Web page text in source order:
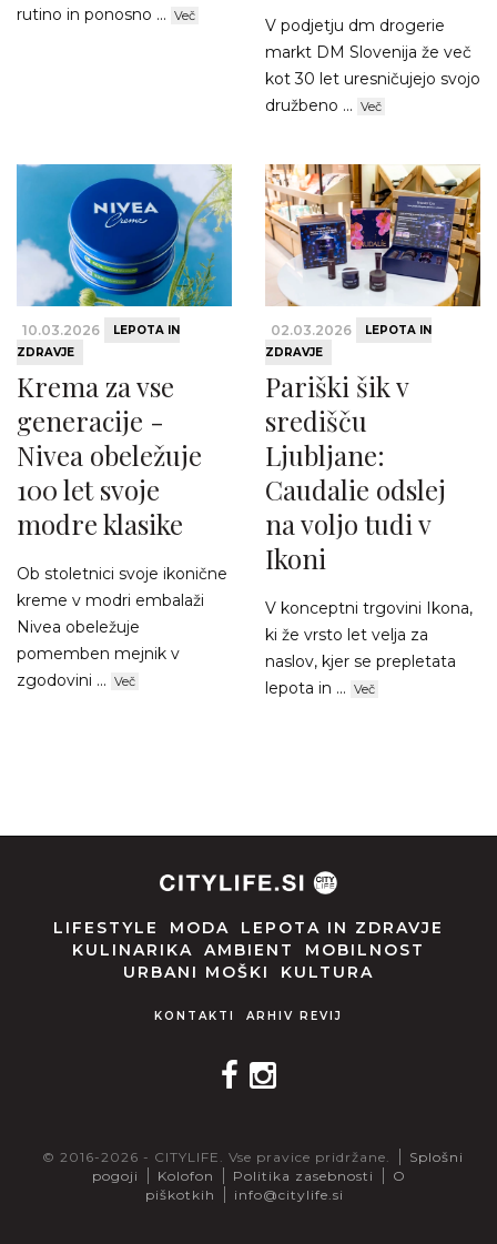
rutino in ponosno ... Več
V podjetju dm drogerie
markt DM Slovenija že več
kot 30 let uresničujejo svojo
družbeno ... Več
10.03.2026
LEPOTA IN
ZDRAVJE
Krema za vse
generacije -
Nivea obeležuje
100 let svoje
modre klasike
Ob stoletnici svoje ikonične
kreme v modri embalaži
Nivea obeležuje
pomemben mejnik v
zgodovini ... Več
02.03.2026
LEPOTA IN
ZDRAVJE
Pariški šik v
središču
Ljubljane:
Caudalie odslej
na voljo tudi v
Ikoni
V konceptni trgovini Ikona,
ki že vrsto let velja za
naslov, kjer se prepletata
lepota in ... Več
LIFESTYLE MODA
LEPOTA IN ZDRAVJE
KULINARIKA
AMBIENT
MOBILNOST
URBANI MOŠKI
KULTURA
KONTAKTI ARHIV REVIJ
© 2016-2026 - CITYLIFE. Vse pravice pridržane.
Splošni
pogoji
Kolofon Politika zasebnosti
O
piškotkih
info@citylife.si